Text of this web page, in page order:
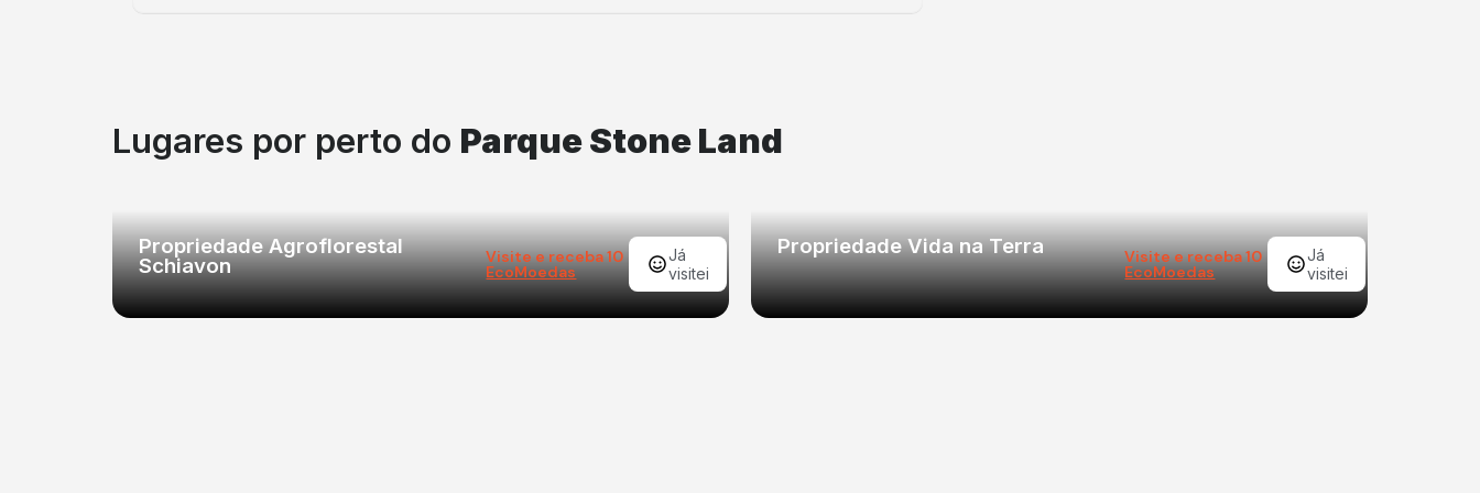
Lugares por perto do Parque Stone Land
Propriedade Agroflorestal
Schiavon Visite e receba 10
EcoMoedas
Já
visitei
Propriedade Vida na Terra Visite e receba 10
EcoMoedas
Já
visitei